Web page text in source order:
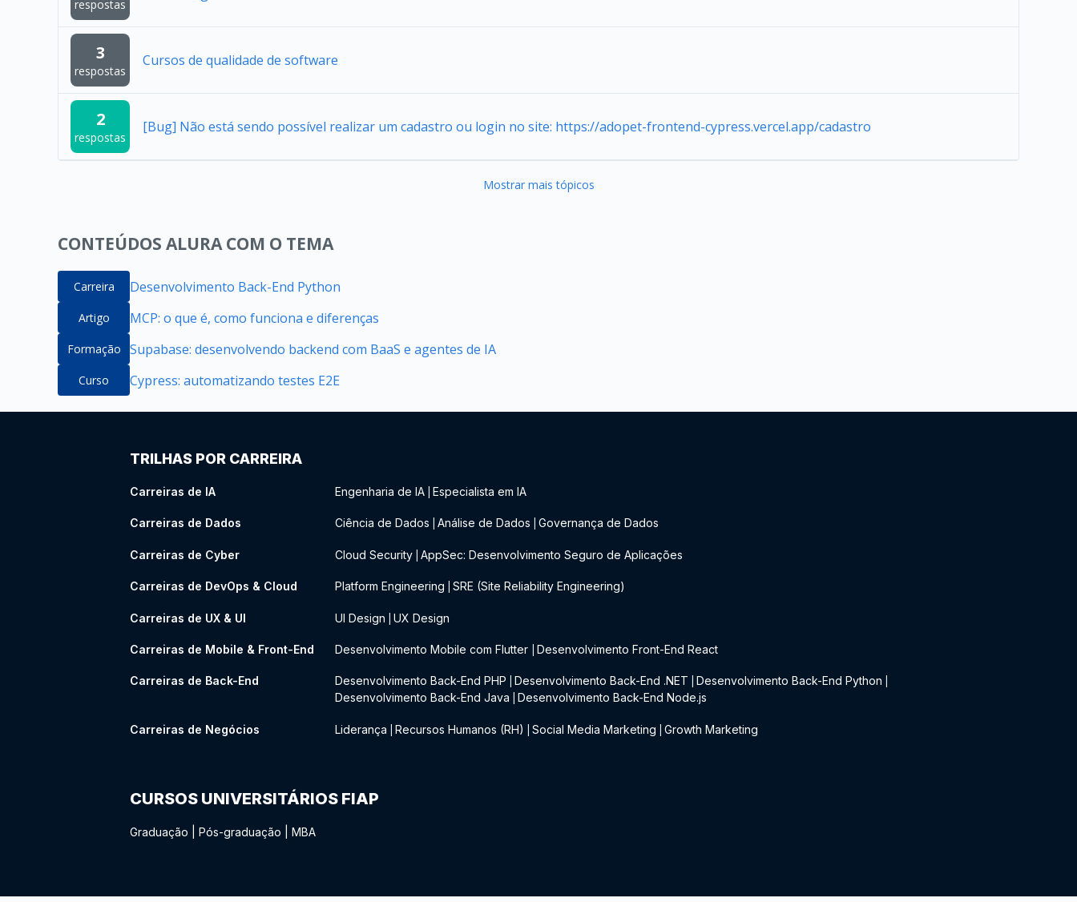
respostas
3
respostas
Cursos de qualidade de software
2
respostas
[Bug] Não está sendo possível realizar um cadastro ou login no site: https://adopet-frontend-cypress.vercel.app/cadastro
Mostrar mais tópicos
CONTEÚDOS ALURA COM O TEMA
Carreira Desenvolvimento Back-End Python
Artigo MCP: o que é, como funciona e diferenças
Formação Supabase: desenvolvendo backend com BaaS e agentes de IA
Curso Cypress: automatizando testes E2E
TRILHAS POR CARREIRA
Carreiras de IA Engenharia de IA Especialista em IA
Carreiras de Dados Ciência de Dados Análise de Dados Governança de Dados
Carreiras de Cyber Cloud Security AppSec: Desenvolvimento Seguro de Aplicações
Carreiras de DevOps & Cloud Platform Engineering SRE (Site Reliability Engineering)
Carreiras de UX & UI UI Design UX Design
Carreiras de Mobile & Front-End Desenvolvimento Mobile com Flutter Desenvolvimento Front-End React
Carreiras de Back-End Desenvolvimento Back-End PHP Desenvolvimento Back-End .NET Desenvolvimento Back-End Python
Desenvolvimento Back-End Java Desenvolvimento Back-End Node.js
Carreiras de Negócios Liderança Recursos Humanos (RH) Social Media Marketing Growth Marketing
CURSOS UNIVERSITÁRIOS FIAP
Graduação Pós-graduação MBA